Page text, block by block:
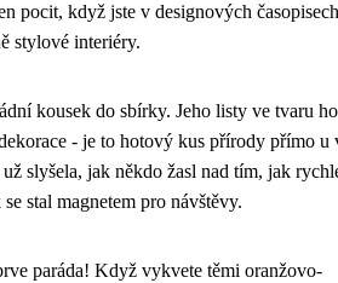
pocit, když jste v designových časopisech
stylové interiéry.
kousek do sbírky. Jeho listy ve tvaru
- je to hotový kus přírody přímo u
slyšela, jak někdo žasl nad tím, jak
stal magnetem pro návštěvy.
paráda! Když vykvete těmi oranžovo-